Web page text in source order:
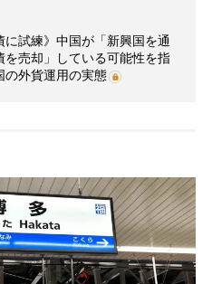
に試練》中国が「新興国を通
を売却」している可能性を指
外貨運用の実態